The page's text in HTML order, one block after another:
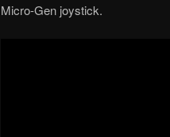
Micro-Gen joystick.